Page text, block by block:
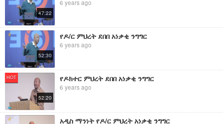
47:22
6 years ago
52:30
የዶ/ር ምህረት ደበበ አነቃቂ ንግግር
6 years ago
HOT
52:20
የዶክተር ምህረት ደበበ አነቃቂ ንግግር
6 years ago
አዲስ ማንነት የዶ/ር ምህረት አነቃቂ ንግግር